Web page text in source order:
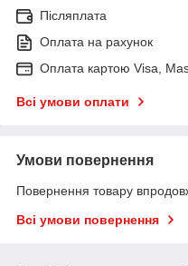
Післяплата
Оплата на рахунок
Оплата картою Visa,
Всі умови оплати
Умови повернення
Повернення товару
Всі умови повернення